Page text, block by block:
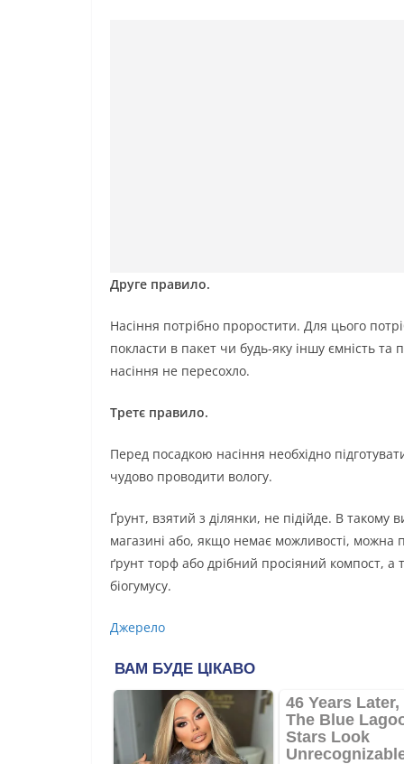
Друге правило.
Насіння потрібно проростити. Для цього
покласти в пакет чи будь-яку іншу ємність та
насіння не пересохло.
Третє правило.
Перед посадкою насіння необхідно
чудово проводити вологу.
Ґрунт, взятий з ділянки, не підійде. В
магазині або, якщо немає можливості, можна
ґрунт торф або дрібний просіяний компост, а
біогумусу.
Джерело